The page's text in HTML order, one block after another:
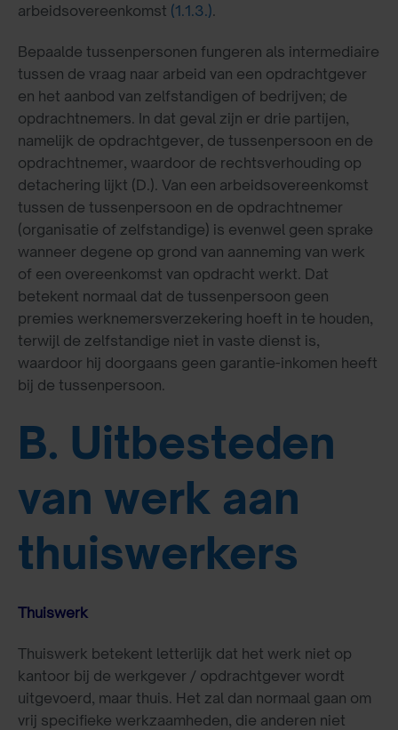
arbeidsovereenkomst (1.1.3.).
Bepaalde tussenpersonen fungeren als intermediaire
tussen de vraag naar arbeid van een opdrachtgever
en het aanbod van zelfstandigen of bedrijven; de
opdrachtnemers. In dat geval zijn er drie partijen,
namelijk de opdrachtgever, de tussenpersoon en de
opdrachtnemer, waardoor de rechtsverhouding op
detachering lijkt (D.). Van een arbeidsovereenkomst
tussen de tussenpersoon en de opdrachtnemer
(organisatie of zelfstandige) is evenwel geen sprake
wanneer degene op grond van aanneming van werk
of een overeenkomst van opdracht werkt. Dat
betekent normaal dat de tussenpersoon geen
premies werknemersverzekering hoeft in te houden,
terwijl de zelfstandige niet in vaste dienst is,
waardoor hij doorgaans geen garantie-inkomen heeft
bij de tussenpersoon.
B. Uitbesteden
van werk aan
thuiswerkers
Thuiswerk
Thuiswerk betekent letterlijk dat het werk niet op
kantoor bij de werkgever / opdrachtgever wordt
uitgevoerd, maar thuis. Het zal dan normaal gaan om
vrij specifieke werkzaamheden, die anderen niet